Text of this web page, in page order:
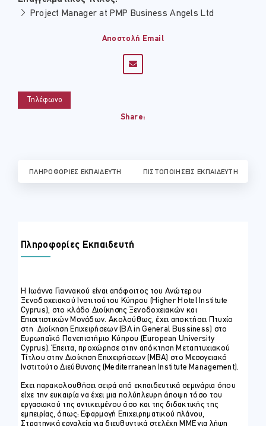
Project Manager at PMP Business Angels Ltd
Αποστολή Email
Τηλέφωνο
Share:
ΠΛΗΡΟΦΟΡΊΕΣ ΕΚΠΑΙΔΕΥΤΉ ΠΙΣΤΟΠΟΙΉΣΕΙΣ ΕΚΠΑΙΔΕΥΤΉ
Πληροφορίες Εκπαιδευτή
Η Ιωάννα Γιαννακού είναι απόφοιτος του Ανώτερου
Ξενοδοχειακού Ινστιτούτου Κύπρου (Higher Hotel Institute
Cyprus), στο κλάδο Διοίκησης Ξενοδοχειακών και
Επισιτιστικών Μονάδων. Ακολούθως, έχει αποκτήσει Πτυχίο
στη Διοίκηση Επιχειρήσεων (BA in General Bussiness) στο
Ευρωπαϊκό Πανεπιστήμιο Κύπρου (European University
Cyprus). Έπειτα, προχώρησε στην απόκτηση Μεταπτυχιακού
Τίτλου στην Διοίκηση Επιχειρήσεων (MBA) στο Μεσογειακό
Ινστιτούτο Διεύθυνσης (Mediterranean Ιnstitute Μanagement).
Έχει παρακολουθήσει σειρά από εκπαιδευτικά σεμινάρια όπου
είχε την ευκαιρία να έχει μια πολύπλευρη άποψη τόσο του
εργασιακού της αντικειμένου όσο και της διδακτικής της
εμπειρίας, όπως: Εφαρμογή Επιχειρηματικού πλάνου,
Στρατηγικά εργαλεία για διευθυντικά στελέχη ΜΜΕ για λήψη